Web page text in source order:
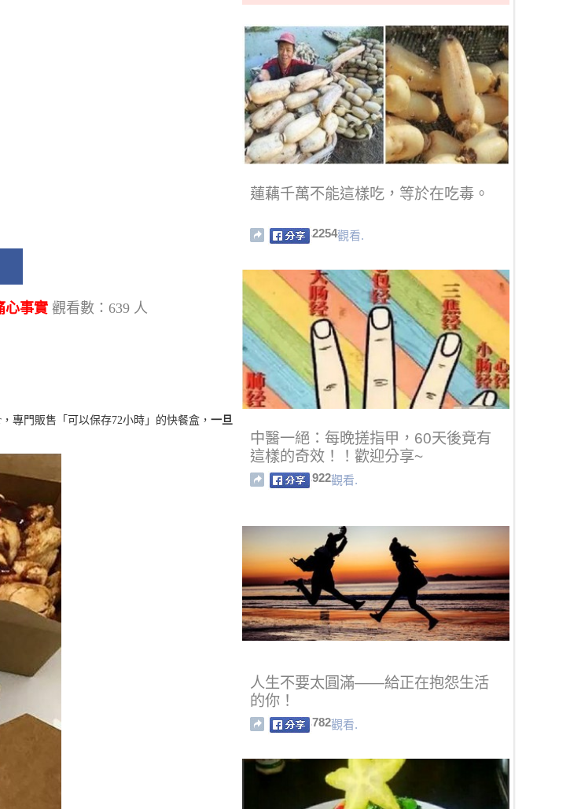
心事實 觀看數：639 人
專門販售「可以保存72小時」的快餐盒， 一旦
蓮藕千萬不能這樣吃，等於在吃毒。
2254觀看.
中醫一絕：每晚搓指甲，60天後竟有
這樣的奇效！！歡迎分享~
922觀看.
人生不要太圓滿——給正在抱怨生活
的你！
782觀看.